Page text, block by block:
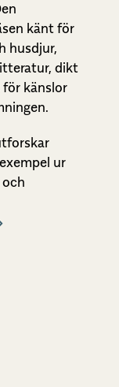
känt för
husdjur,
dikt
känslor
ur